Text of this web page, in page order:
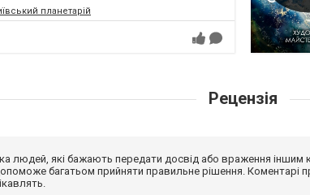
планетарій
Рецензія
людей, які бажають передати досвід або враження
багатьом прийняти правильне рішення. Коментарі